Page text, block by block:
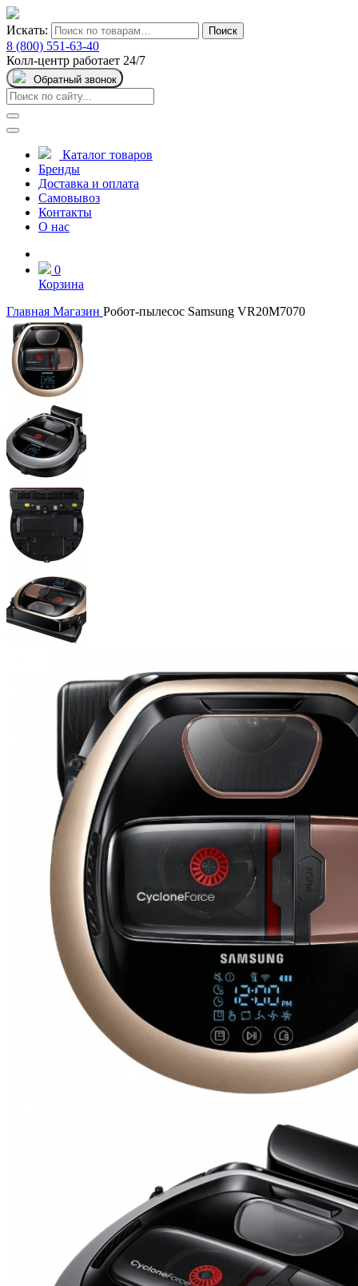
Искать: Поиск
8 (800) 551-63-40
Колл-центр работает 24/7
Обратный звонок
Каталог товаров
Бренды
Доставка и оплата
Самовывоз
Контакты
О нас
0
Корзина
Главная Магазин Робот-пылесос Samsung VR20M7070